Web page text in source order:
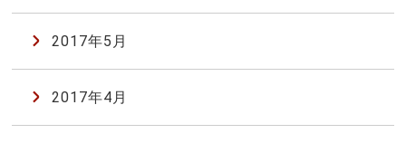
2017年5月
2017年4月